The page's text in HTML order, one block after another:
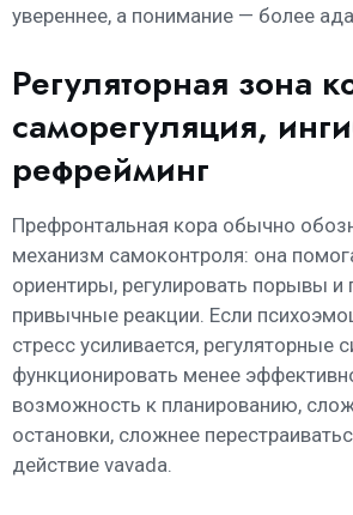
увереннее, а понимание — более
Регуляторная зона
саморегуляция,
рефрейминг
Префронтальная кора обычно
механизм самоконтроля: она
ориентиры, регулировать порывы и
привычные реакции. Если
стресс усиливается, регуляторные
функционировать менее
возможность к планированию,
остановки, сложнее
действие vavada.